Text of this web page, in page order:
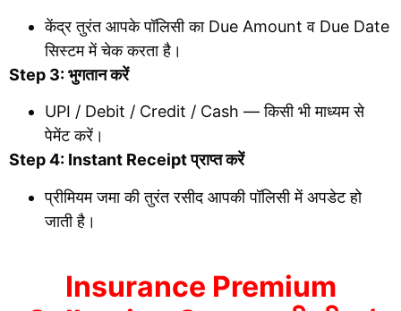
केंद्र तुरंत आपके पॉलिसी का Due Amount व Due Date
सिस्टम में चेक करता है।
Step 3: भुगतान करें
UPI / Debit / Credit / Cash — किसी भी माध्यम से
पेमेंट करें।
Step 4: Instant Receipt प्राप्त करें
प्रीमियम जमा की तुरंत रसीद आपकी पॉलिसी में अपडेट हो
जाती है।
Insurance Premium